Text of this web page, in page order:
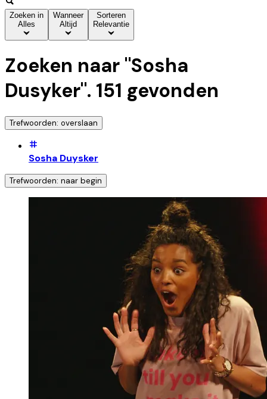
Zoeken in
Alles
Wanneer
Altijd
Sorteren
Relevantie
Zoeken naar "Sosha
Dusyker". 151 gevonden
Trefwoorden: overslaan
Sosha Duysker
Trefwoorden: naar begin